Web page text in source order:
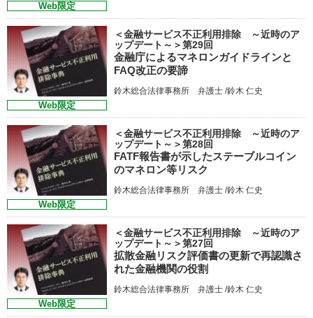
Web限定
Web限定
＜金融サービス不正利用排除 ～近時のア
ップデート～＞第29回
金融庁によるマネロンガイドラインと
FAQ改正の要諦
鈴木総合法律事務所 弁護士 /鈴木 仁史
Web限定
＜金融サービス不正利用排除 ～近時のア
ップデート～＞第28回
FATF報告書が示したステーブルコイン
のマネロン等リスク
鈴木総合法律事務所 弁護士 /鈴木 仁史
Web限定
＜金融サービス不正利用排除 ～近時のア
ップデート～＞第27回
拡散金融リスク評価書の更新で再認識さ
れた金融機関の役割
鈴木総合法律事務所 弁護士 /鈴木 仁史